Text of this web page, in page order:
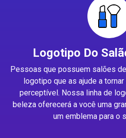
Logotipo Do
Pessoas que possuem salões
logotipo que as ajude a
perceptível. Nossa linha de
beleza oferecerá a você uma
um emblema para o